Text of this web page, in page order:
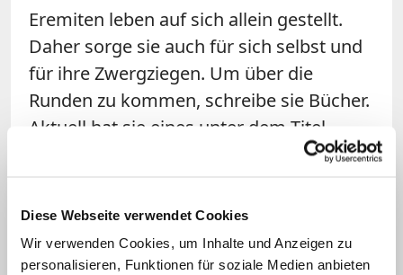
Diese Webseite verwendet Cookies
Wir verwenden Cookies, um Inhalte und Anzeigen zu
personalisieren, Funktionen für soziale Medien anbieten
Eremiten leben auf sich allein gestellt.
Daher sorge sie auch für sich selbst und
für ihre Zwergziegen. Um über die
Runden zu kommen, schreibe sie Bücher.
Aktuell hat sie eines unter dem Titel
veröffentlicht. "Das
sagt sie zufrieden. Worum es geht? "Eine
junge Frau, unzufrieden mit ihrem Job
und ihrem Leben, steigt aus einer